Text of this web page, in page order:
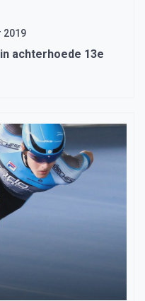
2019
achterhoede 13e